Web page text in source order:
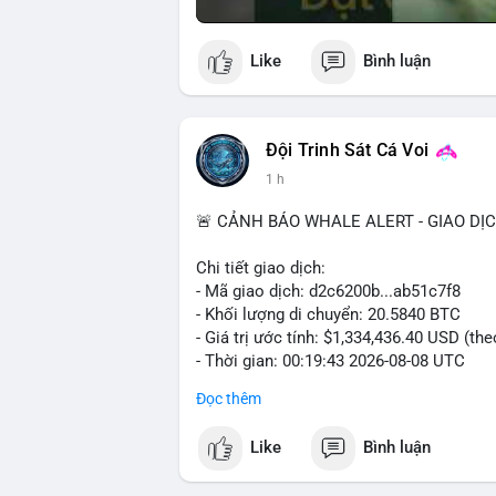
Like Bình luận
Đội Trinh Sát Cá Voi
1 h
🚨 CẢNH BÁO WHALE ALERT - GIAO
Chi tiết giao dịch:
- Mã giao dịch: d2c6200b...ab51c7f8
- Khối lượng di chuyển: 20.5840 BTC
- Giá trị ước tính: $1,334,436.40 USD
- Thời gian: 00:19:43 2026-08-08 UTC
Nhận định phân tích: Giao dịch 20.58
đủ tạo áp lực bán trực tiếp lên sàn.
Đọc thêm
Like Bình luận